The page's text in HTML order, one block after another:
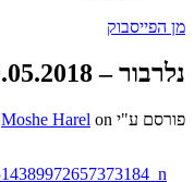
מן הפייסבוק
נלרבור – 09.05.2018
פורסם ע"י Moshe Harel on